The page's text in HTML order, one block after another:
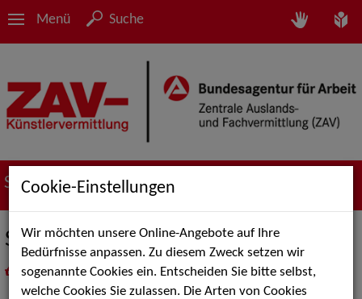
Menü Suche
Suche nach Künstler*innen
Steffen Heuseler
als PDF speichern
inMeine Merklistelegen
Cookie-Einstellungen
Wir möchten unsere Online-Angebote auf Ihre
Bedürfnisse anpassen. Zu diesem Zweck setzen wir
sogenannte Cookies ein. Entscheiden Sie bitte selbst,
welche Cookies Sie zulassen. Die Arten von Cookies